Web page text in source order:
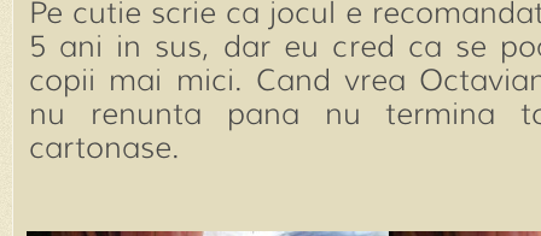
Pe cutie scrie ca jocul e
5 ani in sus, dar eu cred ca se
copii mai mici. Cand vrea
nu renunta pana nu termina
cartonase.